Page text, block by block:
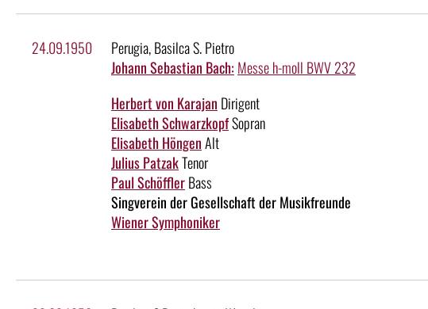
24.09.1950
Perugia, Basilca S. Pietro
Johann Sebastian Bach: Messe h-moll BWV 232
Herbert von Karajan Dirigent
Elisabeth SchwarzkopfSopran
Elisabeth HöngenAlt
Julius PatzakTenor
Paul SchöfflerBass
Singverein der Gesellschaft der Musikfreunde
Wiener Symphoniker